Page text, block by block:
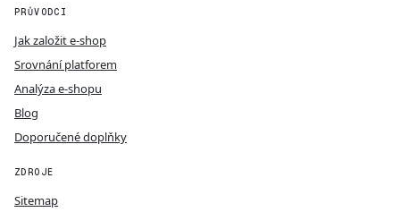
PRŮVODCI
Jak založit e-shop
Srovnání platforem
Analýza e-shopu
Blog
Doporučené doplňky
ZDROJE
Sitemap